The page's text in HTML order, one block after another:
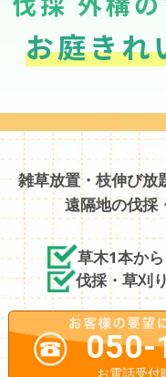
お庭きれ
雑草放置・枝伸び放
遠隔地の伐採
草木1本か
伐採・草刈
050-
お電話受付